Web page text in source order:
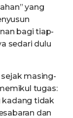
yang
bagi tiap-
sedari dulu
masing-
tugas:
kadang tidak
dan